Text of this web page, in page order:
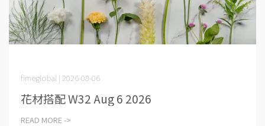
fimeglobal | 2026-08-06
花材搭配 W32 Aug 6 2026
READ MORE ->